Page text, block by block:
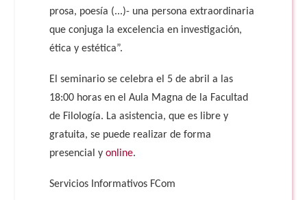
prosa, poesía (...)- una persona extraordinaria
que conjuga la excelencia en investigación,
ética y estética”.
El seminario se celebra el 5 de abril a las
18:00 horas en el Aula Magna de la Facultad
de Filología. La asistencia, que es libre y
gratuita, se puede realizar de forma
presencial y online.
Servicios Informativos FCom